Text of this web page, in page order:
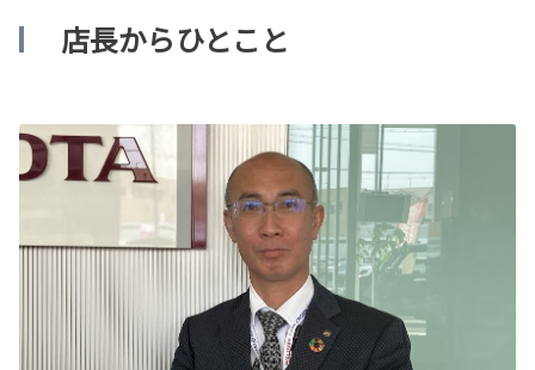
店長からひとこと